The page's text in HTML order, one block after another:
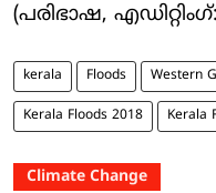
(പരിഭാഷ,
kerala Floods Western
Kerala Floods 2018 Kerala
Climate Change